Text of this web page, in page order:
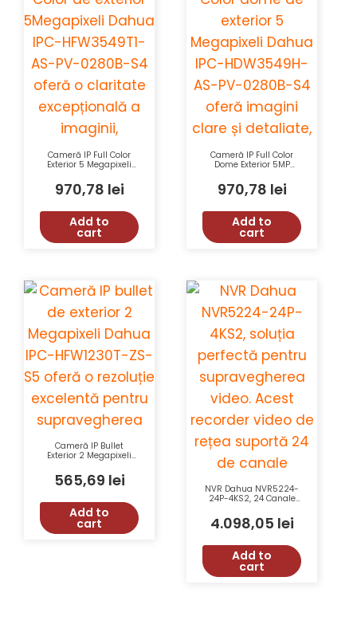
Cameră IP Full Color
Exterior 5 Megapixeli
Dahua IPC-HFW3549T1-
AS-PV-0280B-S4 cu
Senzor CMOS Progresiv,
Protecție IP67
970,78 lei
Add to
cart
Cameră IP Full Color
Dome Exterior 5MP
HDW3549H-AS-PV-
0280B-S5 cu WDR
Minimă 0.003 Lux
970,78 lei
Add to
cart
Cameră IP Bullet
Exterior 2 Megapixeli
ZS-2812-S5 cu IR 50m,
Zoom Motorizat, IP67
565,69 lei
Add to
cart
NVR Dahua NVR5224-
24P-4KS2, 24 Canale
Supraveghere
Profesională
4.098,05 lei
Add to
cart